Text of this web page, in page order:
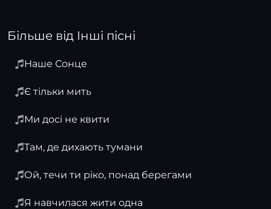
Більше від Інші пісні
Наше Сонце
Є тільки мить
Ми досі не квити
Там, де дихають тумани
Ой, течи ти ріко, понад берегами
Я навчилася жити одна